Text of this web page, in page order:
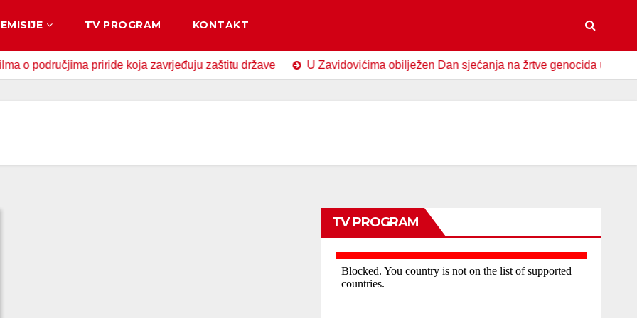
EMISIJE TV PROGRAM KONTAKT
priride koja zavrjeđuju zaštitu države U Zavidovićima obilježen Dan sjećanja na žrtve genocida u Srebrenici
TV PROGRAM